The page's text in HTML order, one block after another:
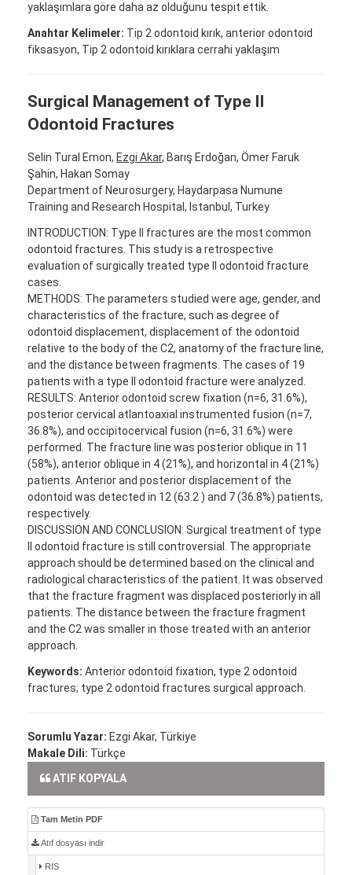
yaklaşımlara göre daha az olduğunu tespit ettik.
Anahtar Kelimeler: Tip 2 odontoid kırık, anterior odontoid
fiksasyon, Tip 2 odontoid kırıklara cerrahi yaklaşım
Surgical Management of Type II
Odontoid Fractures
Selin Tural Emon, Ezgi Akar, Barış Erdoğan, Ömer Faruk
Şahin, Hakan Somay
Department of Neurosurgery, Haydarpasa Numune
Training and Research Hospital, Istanbul, Turkey
INTRODUCTION: Type II fractures are the most common
odontoid fractures. This study is a retrospective
evaluation of surgically treated type II odontoid fracture
cases.
METHODS: The parameters studied were age, gender, and
characteristics of the fracture, such as degree of
odontoid displacement, displacement of the odontoid
relative to the body of the C2, anatomy of the fracture line,
and the distance between fragments. The cases of 19
patients with a type II odontoid fracture were analyzed.
RESULTS: Anterior odontoid screw fixation (n=6, 31.6%),
posterior cervical atlantoaxial instrumented fusion (n=7,
36.8%), and occipitocervical fusion (n=6, 31.6%) were
performed. The fracture line was posterior oblique in 11
(58%), anterior oblique in 4 (21%), and horizontal in 4 (21%)
patients. Anterior and posterior displacement of the
odontoid was detected in 12 (63.2 ) and 7 (36.8%) patients,
respectively.
DISCUSSION AND CONCLUSION: Surgical treatment of type
II odontoid fracture is still controversial. The appropriate
approach should be determined based on the clinical and
radiological characteristics of the patient. It was observed
that the fracture fragment was displaced posteriorly in all
patients. The distance between the fracture fragment
and the C2 was smaller in those treated with an anterior
approach.
Keywords: Anterior odontoid fixation, type 2 odontoid
fractures; type 2 odontoid fractures surgical approach.
Sorumlu Yazar: Ezgi Akar, Türkiye
Makale Dili: Türkçe
ATIF KOPYALA
Tam Metin PDF
Atıf dosyası indir
RIS